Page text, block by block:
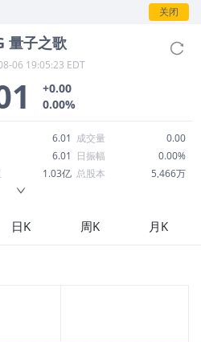
关闭
量子之歌
06 19:05:23 EDT
+0.00
0.00%
6.01 成交量
0.00
6.01 日振幅
0.00%
1.03亿 总股本
5,466万
市盈率
6.61
日K 周K 月K